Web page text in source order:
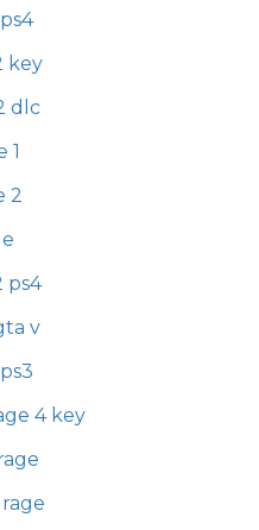
key
dlc
1
2
ps4
v
4 key